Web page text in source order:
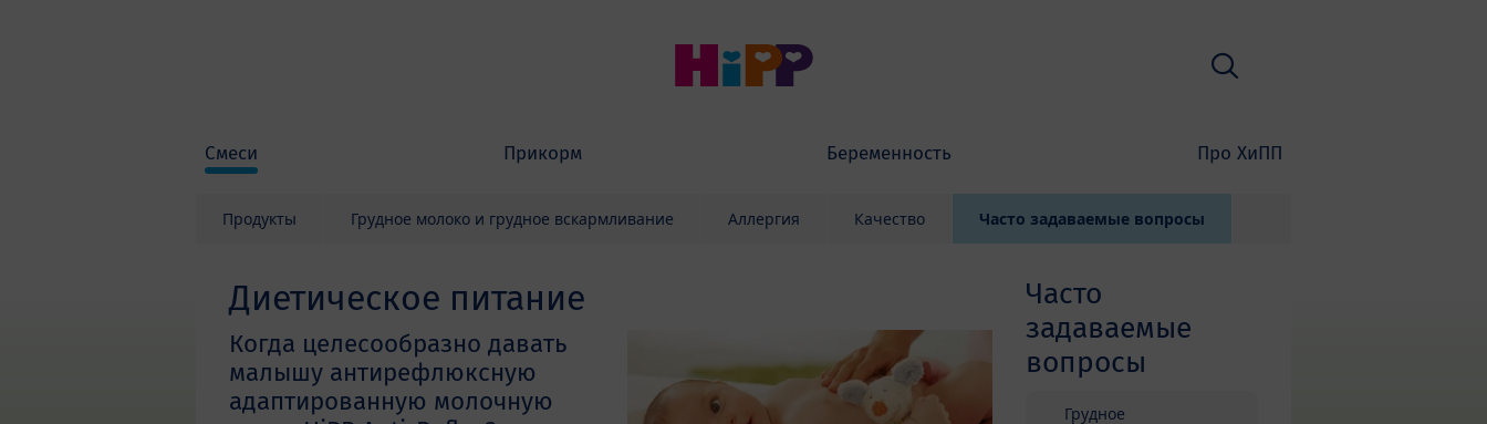
Смеси Прикорм Беременность Про ХиПП
Поиск
Продукты Грудное молоко и грудное вскармливание Аллергия Качество Часто задаваемые вопросы
Диетическое питание
Когда целесообразно давать
малышу антирефлюксную
адаптированную молочную
Часто
задаваемые
вопросы
Грудное